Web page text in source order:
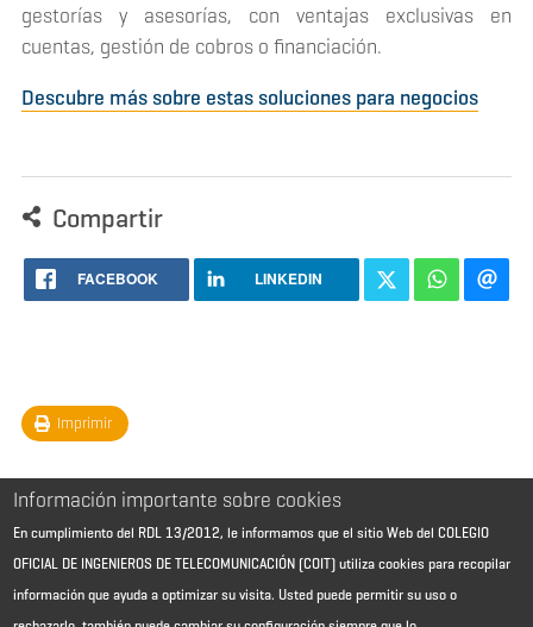
gestorías y asesorías, con ventajas exclusivas en
cuentas, gestión de cobros o financiación.
Descubre más sobre estas soluciones para negocios
Compartir
FACEBOOK LINKEDIN
Imprimir
Información importante sobre cookies
En cumplimiento del RDL 13/2012, le informamos que el sitio Web del COLEGIO
OFICIAL DE INGENIEROS DE TELECOMUNICACIÓN (COIT) utiliza cookies para recopilar
información que ayuda a optimizar su visita. Usted puede permitir su uso o